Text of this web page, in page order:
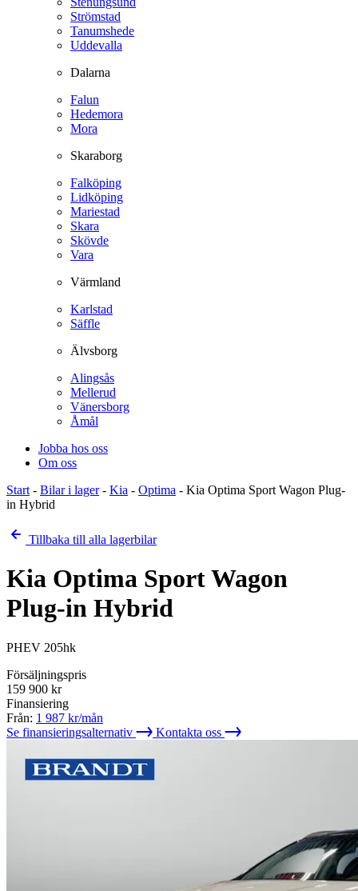
Strömstad
Tanumshede
Uddevalla
Dalarna
Falun
Hedemora
Mora
Skaraborg
Falköping
Lidköping
Mariestad
Skara
Skövde
Vara
Värmland
Karlstad
Säffle
Älvsborg
Alingsås
Mellerud
Vänersborg
Åmål
Jobba hos oss
Om oss
Start - Bilar i lager- Kia - Optima - Kia Optima Sport Wagon Plug-
in Hybrid
Tillbaka till alla lagerbilar
Kia Optima Sport Wagon
Plug-in Hybrid
PHEV 205hk
Försäljningspris
159 900 kr
Finansiering
Från: 1 987 kr/mån
Se finansieringsalternativ
Kontakta oss